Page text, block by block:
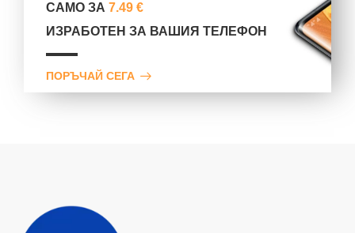
САМО ЗА7.49 €
ИЗРАБОТЕН ЗА ВАШИЯ ТЕЛЕФОН
ПОРЪЧАЙ СЕГА